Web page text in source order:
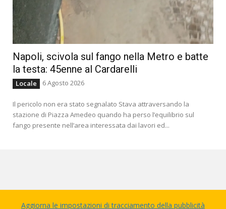
Napoli, scivola sul fango nella Metro e batte
la testa: 45enne al Cardarelli
Locale 6 Agosto 2026
Il pericolo non era stato segnalato Stava attraversando la
stazione di Piazza Amedeo quando ha perso l’equilibrio sul
fango presente nell’area interessata dai lavori ed...
Aggiorna le impostazioni di tracciamento della pubblicità